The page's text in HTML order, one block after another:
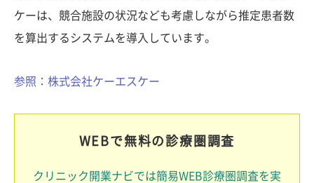
ケーは、競合施設の状況なども考慮しながら推定患者数
を算出するシステムを導入しています。
参照：株式会社ケーエスケー
WEBで無料の診療圏調査
クリニック開業ナビでは簡易WEB診療圏調査を実